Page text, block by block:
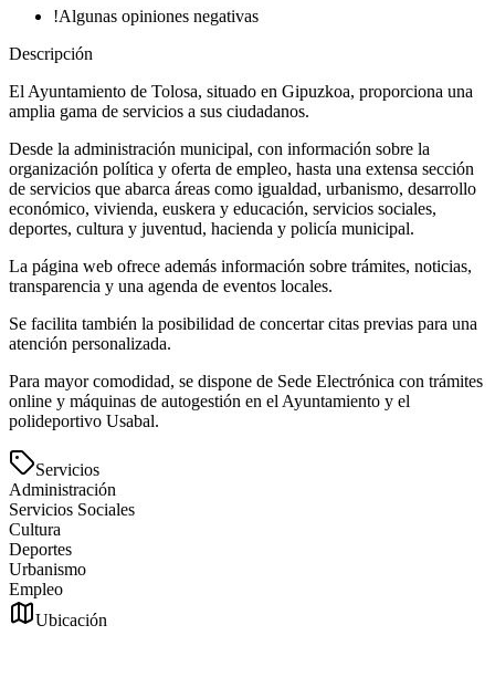
!Algunas opiniones negativas
Descripción
El Ayuntamiento de Tolosa, situado en Gipuzkoa, proporciona una
amplia gama de servicios a sus ciudadanos.
Desde la administración municipal, con información sobre la
organización política y oferta de empleo, hasta una extensa sección
de servicios que abarca áreas como igualdad, urbanismo, desarrollo
económico, vivienda, euskera y educación, servicios sociales,
deportes, cultura y juventud, hacienda y policía municipal.
La página web ofrece además información sobre trámites, noticias,
transparencia y una agenda de eventos locales.
Se facilita también la posibilidad de concertar citas previas para una
atención personalizada.
Para mayor comodidad, se dispone de Sede Electrónica con trámites
online y máquinas de autogestión en el Ayuntamiento y el
polideportivo Usabal.
Servicios
Administración
Servicios Sociales
Cultura
Deportes
Urbanismo
Empleo
Ubicación